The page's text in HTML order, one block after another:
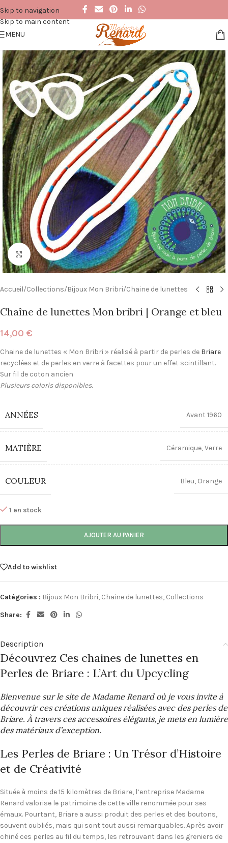
Skip to navigation
Skip to main content
MENU
Click to enlarge
Accueil/Collections/Bijoux Mon Bribri/Chaine de lunettes
Chaîne de lunettes Mon bribri | Orange et bleu
14,00 €
Chaine de lunettes « Mon Bribri » réalisé à partir de perles de Briare
recyclées et de perles en verre à facettes pour un effet scintillant.
Sur fil de coton ancien
Plusieurs coloris disponibles.
ANNÉES Avant 1960
MATIÈRE Céramique,Verre
COULEUR Bleu, Orange
1 en stock
AJOUTER AU PANIER
Add to wishlist
Catégories : Bijoux Mon Bribri, Chaine de lunettes, Collections
Share:
Description
Découvrez Ces chaines de lunettes en
Perles de Briare : L’Art du Upcycling
Bienvenue sur le site de Madame Renard où je vous invite à
découvrir ces créations uniques réalisées avec des perles de
Briare. À travers ces accessoires élégants, je mets en lumière
des matériaux d’exception.
Les Perles de Briare : Un Trésor d’Histoire
et de Créativité
Située à moins de 15 kilomètres de Briare, l’entreprise Madame
Renard valorise le patrimoine de cette ville renommée pour ses
émaux. Pourtant, Briare a aussi produit des perles et des boutons,
souvent oubliés, mais qui sont tout aussi remarquables. Après avoir
chiné ces perles au fil du temps, les retrouvant dans les greniers de